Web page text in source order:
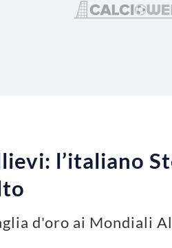
l’italiano
d'oro ai Mondiali